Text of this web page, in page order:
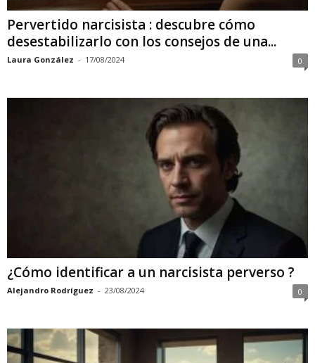
Pervertido narcisista : descubre cómo
desestabilizarlo con los consejos de una...
Laura González - 17/08/2024 0
¿Cómo identificar a un narcisista perverso ?
Alejandro Rodríguez - 23/08/2024 0